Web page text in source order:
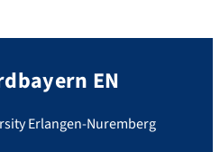
EN
Erlangen-Nuremberg